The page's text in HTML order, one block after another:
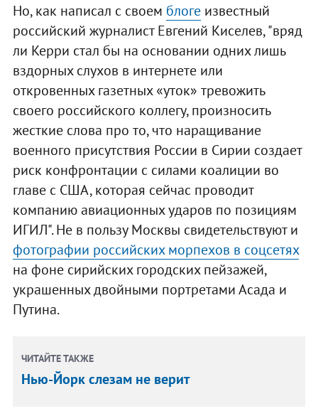
Но, как написал с своем блогеизвестный
российский журналист Евгений Киселев, "вряд
ли Керри стал бы на основании одних лишь
вздорных слухов в интернете или
откровенных газетных «уток» тревожить
своего российского коллегу, произносить
жесткие слова про то, что наращивание
военного присутствия России в Сирии создает
риск конфронтации с силами коалиции во
главе с США, которая сейчас проводит
компанию авиационных ударов по позициям
ИГИЛ". Не в пользу Москвы свидетельствуют и
фотографии российских морпехов в соцсетях
на фоне сирийских городских пейзажей,
украшенных двойными портретами Асада и
Путина.
ЧИТАЙТЕ ТАКЖЕ
Нью-Йорк слезам не верит